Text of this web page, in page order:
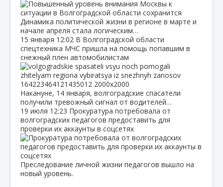
Динамика политической жизни в регионе в марте и
начале апреля стала логическим…
15 января 12:02 В Волгоградской области
спецтехника МЧС пришла на помощь попавшим в
снежный плен автомобилистам
Накануне, 14 января, волгоградские спасатели
получили тревожный сигнал от водителей…
19 июля 12:23 Прокуратура потребовала от
волгоградских педагогов предоставить для
проверки их аккаунты в соцсетях
Преследование личной жизни педагогов вышло на
новый уровень.